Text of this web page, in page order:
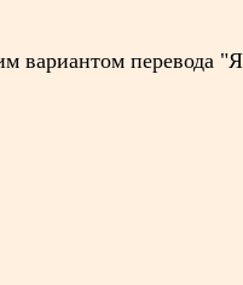
вариантом перевода